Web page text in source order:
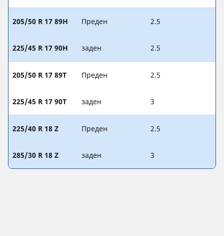
205/50 R 17 89H Преден 2.5
225/45 R 17 90H заден 2.5
205/50 R 17 89T Преден 2.5
225/45 R 17 90T заден 3
225/40 R 18 Z Преден 2.5
285/30 R 18 Z заден 3